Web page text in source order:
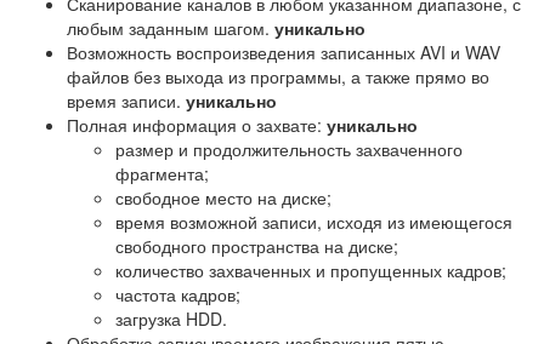
любым заданным шагом. уникально
Возможность воспроизведения записанных AVI и WAV
файлов без выхода из программы, а также прямо во
время записи. уникально
Полная информация о захвате: уникально
размер и продолжительность захваченного
фрагмента;
свободное место на диске;
время возможной записи, исходя из имеющегося
свободного пространства на диске;
количество захваченных и пропущенных кадров;
частота кадров;
загрузка HDD.